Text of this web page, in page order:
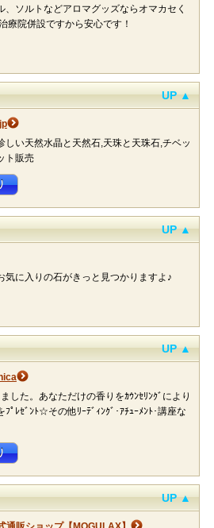
、ソルトなどアロマグッズならオマカセく
療院併設ですから安心です！
UP ▲
しい天然水晶と天然石,天珠と天珠石,チベッ
ト販売
UP ▲
気に入りの石がきっと見つかりますよ♪
UP ▲
した。あなただけの香りをｶｳﾝｾﾘﾝｸﾞにより
ﾌﾟﾚｾﾞﾝﾄ☆その他ﾘｰﾃﾞｨﾝｸﾞ･ｱﾁｭｰﾒﾝﾄ･講座な
UP ▲